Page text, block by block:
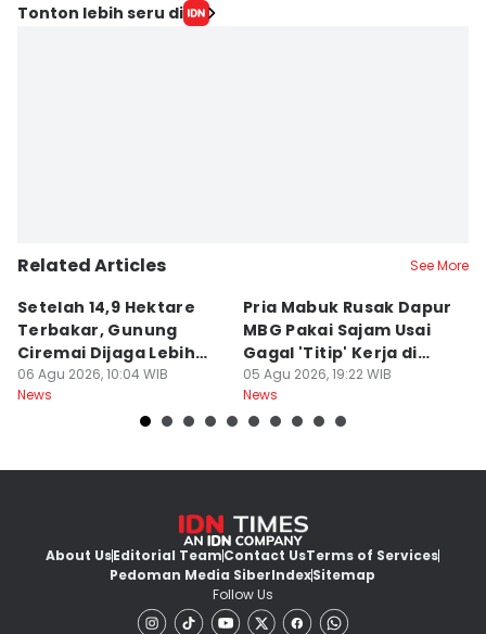
Tonton lebih seru di
Related Articles See More
Setelah 14,9 Hektare
Terbakar, Gunung
Ciremai Dijaga Lebih
Ketat
06 Agu 2026, 10:04 WIB
News
Pria Mabuk Rusak Dapur
MBG Pakai Sajam Usai
Gagal 'Titip' Kerja di
Sukabumi
05 Agu 2026, 19:22 WIB
News
About UsEditorial TeamContact UsTerms of Services
Pedoman Media SiberIndexSitemap
Follow Us